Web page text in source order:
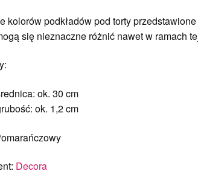
kolorów podkładów pod torty
się nieznaczne różnić nawet w ramach
ok. 30 cm
ok. 1,2 cm
Decora